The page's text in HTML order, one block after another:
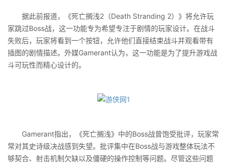
据此前报道，《死亡搁浅2（Death Stranding 2）》将允许玩
家跳过Boss战，这一功能专为希望专注于剧情的玩家设计。在战斗
失败后，玩家将看到一个按钮，允许他们直接结束战斗并观看带有
插图的剧情描述。外媒Gamerant认为，这一功能是为了提升游戏战
斗可玩性而精心设计的。
Gamerant指出，《死亡搁浅》中的Boss战曾饱受批评，玩家常
常对其史诗级决战感到失望。批评集中在Boss战与游戏整体玩法不
够契合、射击机制欠缺以及僵硬的操作控制等问题。尽管这些问题